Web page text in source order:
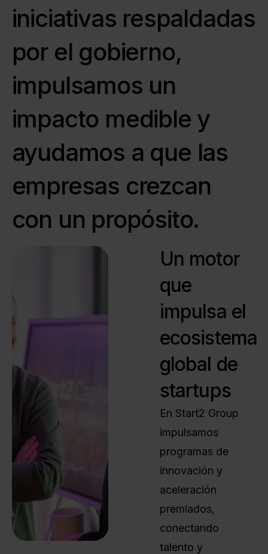
iniciativas respaldadas
por el gobierno,
impulsamos un
impacto medible y
ayudamos a que las
empresas crezcan
con un propósito.
Un motor
que
impulsa el
ecosistema
global de
startups
En Start2 Group
impulsamos
programas de
innovación y
aceleración
premiados,
conectando
talento y